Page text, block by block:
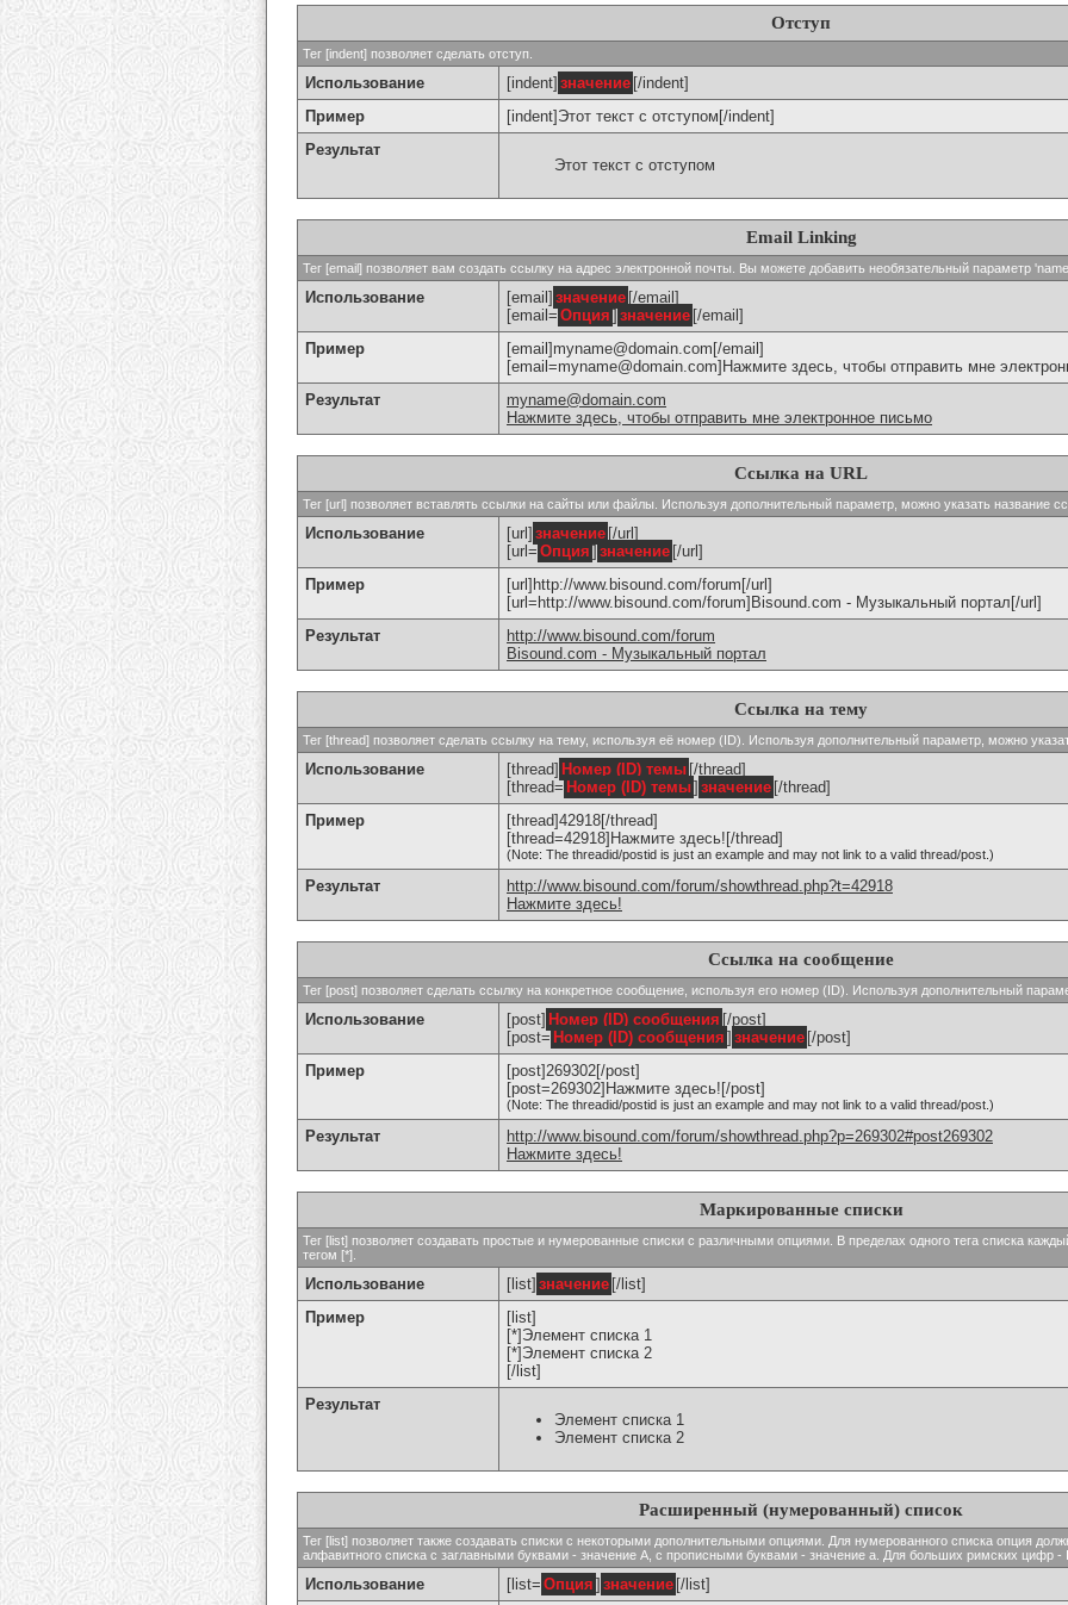
Отступ
Тег [indent] позволяет сделать отступ.
Использование [indent] значение [/indent]
Пример
[indent]Этот текст с отступом[/indent]
Результат
Этот текст с отступом
Email Linking
Тег [email] позволяет вам создать ссылку на адрес электронной почты. Вы можете добавить необязательный параметр
Использование [email] значение [/email]
[email= Опция ] значение [/email]
Пример
[email]myname@domain.com[/email]
[email=myname@domain.com]Нажмите здесь, чтобы отправить мне
Результат
myname@domain.com
Нажмите здесь, чтобы отправить мне электронное письмо
Ссылка на URL
Тег [url] позволяет вставлять ссылки на сайты или файлы. Используя дополнительный параметр, можно указать название
Использование [url] значение [/url]
[url= Опция ] значение [/url]
Пример
[url]http://www.bisound.com/forum[/url]
[url=http://www.bisound.com/forum]Bisound.com - Музыкальный портал[/url]
Результат
http://www.bisound.com/forum
Bisound.com - Музыкальный портал
Ссылка на тему
Тег [thread] позволяет сделать ссылку на тему, используя её номер (ID). Используя дополнительный параметр, можно
Использование [thread] Номер (ID) темы [/thread]
[thread= Номер (ID) темы] значение [/thread]
Пример
[thread]42918[/thread]
[thread=42918]Нажмите здесь![/thread]
(Note: The threadid/postid is just an example and may not link to a valid thread/post.)
Результат
http://www.bisound.com/forum/showthread.php?t=42918
Нажмите здесь!
Ссылка на сообщение
Тег [post] позволяет сделать ссылку на конкретное сообщение, используя его номер (ID). Используя дополнительный
Использование [post] Номер (ID) сообщения [/post]
[post= Номер (ID) сообщения ] значение [/post]
Пример
[post]269302[/post]
[post=269302]Нажмите здесь![/post]
(Note: The threadid/postid is just an example and may not link to a valid thread/post.)
Результат
http://www.bisound.com/forum/showthread.php?p=269302#post269302
Нажмите здесь!
Маркированные списки
Тег [list] позволяет создавать простые и нумерованные списки с различными опциями. В пределах одного тега списка
тегом [*].
Использование [list] значение [/list]
Пример
[list]
[*]Элемент списка 1
[*]Элемент списка 2
[/list]
Результат
Элемент списка 1
Элемент списка 2
Расширенный (нумерованный) список
Тег [list] позволяет также создавать списки с некоторыми дополнительными опциями. Для нумерованного списка опция
алфавитного списка с заглавными буквами - значение A, с прописными буквами - значение а. Для больших римских цифр -
Использование [list= Опция ] значение [/list]